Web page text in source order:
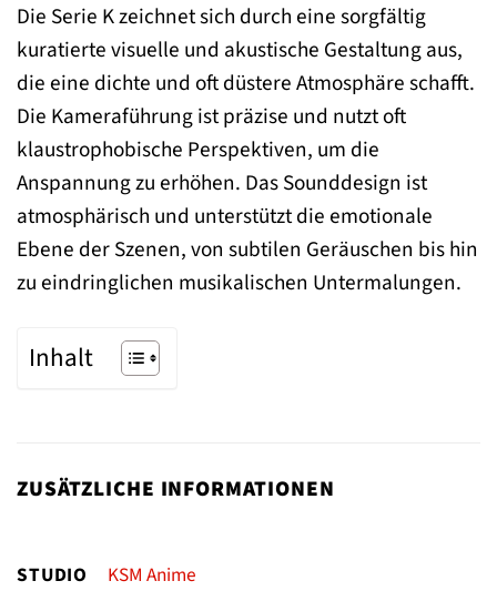
Die Serie K zeichnet sich durch eine sorgfältig
kuratierte visuelle und akustische Gestaltung aus,
die eine dichte und oft düstere Atmosphäre schafft.
Die Kameraführung ist präzise und nutzt oft
klaustrophobische Perspektiven, um die
Anspannung zu erhöhen. Das Sounddesign ist
atmosphärisch und unterstützt die emotionale
Ebene der Szenen, von subtilen Geräuschen bis hin
zu eindringlichen musikalischen Untermalungen.
Inhalt
ZUSÄTZLICHE INFORMATIONEN
STUDIO KSM Anime